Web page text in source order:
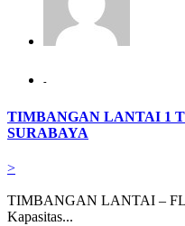
-
TIMBANGAN LANTAI 1
SURABAYA
>
TIMBANGAN LANTAI –
Kapasitas...